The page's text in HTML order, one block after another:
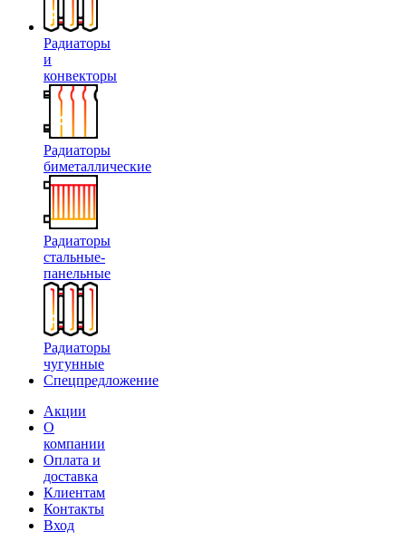
Радиаторы
и
конвекторы
Радиаторы
биметаллические
Радиаторы
стальные-
панельные
Радиаторы
чугунные
Спецпредложение
Акции
О
компании
Оплата и
доставка
Клиентам
Контакты
Вход